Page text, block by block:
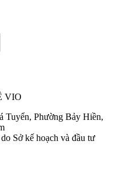
VIO
Tuyển, Phường Bảy Hiền,
Sở kế hoạch và đầu tư